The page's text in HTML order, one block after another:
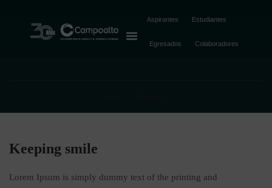
Aspirantes Estudiantes
Egresados Colaboradores
Keeping smile
Keeping smile
Lorem Ipsum is simply dummy text of the printing and